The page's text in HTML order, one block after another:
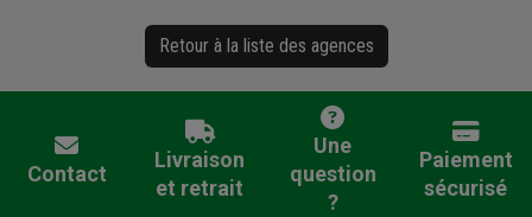
Retour à la liste des agences
Contact
Livraison
et retrait
Une
question
?
Paiement
sécurisé